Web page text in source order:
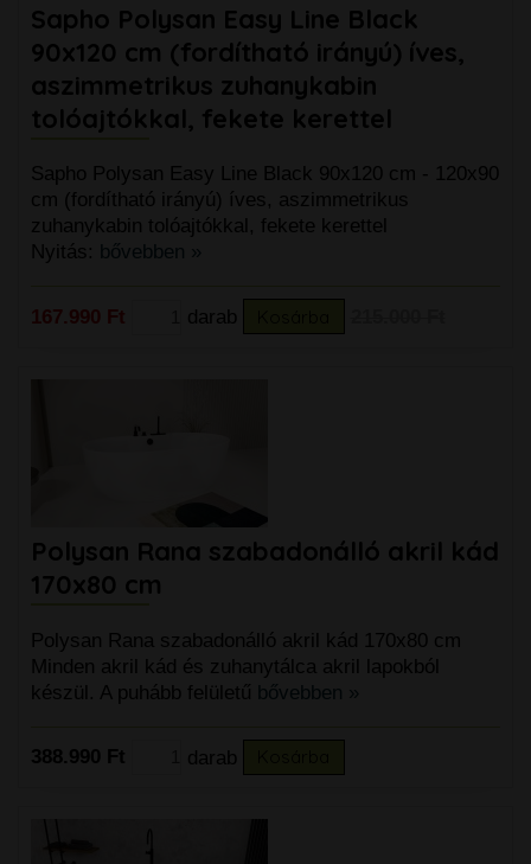
Sapho Polysan Easy Line Black
90x120 cm (fordítható irányú) íves,
aszimmetrikus zuhanykabin
tolóajtókkal, fekete kerettel
Sapho Polysan Easy Line Black 90x120 cm - 120x90
cm (fordítható irányú) íves, aszimmetrikus
zuhanykabin tolóajtókkal, fekete kerettel
Nyitás:
bővebben »
167.990 Ft darab
Polysan Rana szabadonálló akril kád
170x80 cm
Polysan Rana szabadonálló akril kád 170x80 cm
Minden akril kád és zuhanytálca akril lapokból
készül. A puhább felületű bővebben »
388.990 Ft darab